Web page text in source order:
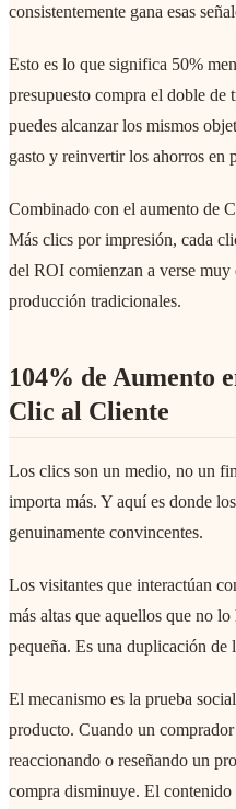
consistentemente gana esas
Esto es lo que significa 50%
presupuesto compra el doble
puedes alcanzar los mismos
gasto y reinvertir los ahorros en
Combinado con el aumento de
Más clics por impresión, cada
del ROI comienzan a verse
producción tradicionales.
104% de Aumento
Clic al Cliente
Los clics son un medio, no un
importa más. Y aquí es donde
genuinamente convincentes.
Los visitantes que interactúan
más altas que aquellos que no
pequeña. Es una duplicación
El mecanismo es la prueba
producto. Cuando un
reaccionando o reseñando un
compra disminuye. El